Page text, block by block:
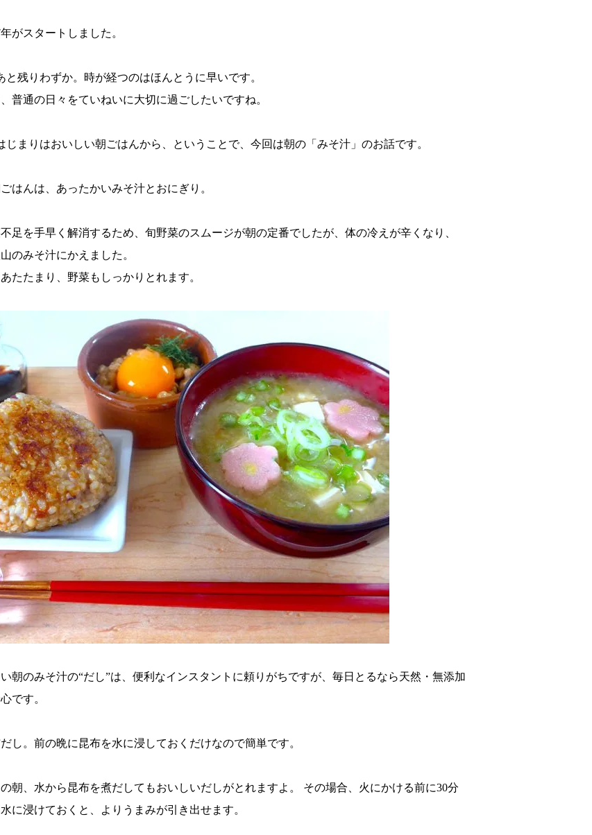
がスタートしました。
と残りわずか。時が経つのはほんとうに早いです。
普通の日々をていねいに大切に過ごしたいですね。
じまりはおいしい朝ごはんから、ということで、今回は朝の「みそ汁」のお話です。
はんは、あったかいみそ汁とおにぎり。
足を手早く解消するため、旬野菜のスムージが朝の定番でしたが、体の冷えが辛くなり、
のみそ汁にかえました。
たたまり、野菜もしっかりとれます。
朝のみそ汁の“だし”は、便利なインスタントに頼りがちですが、毎日とるなら天然・無添加
です。
し。前の晩に昆布を水に浸しておくだけなので簡単です。
朝、水から昆布を煮だしてもおいしいだしがとれますよ。 その場合、火にかける前に30分
に浸けておくと、よりうまみが引き出せます。